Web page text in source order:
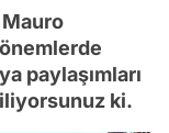
Mauro
paylaşımları
ki.